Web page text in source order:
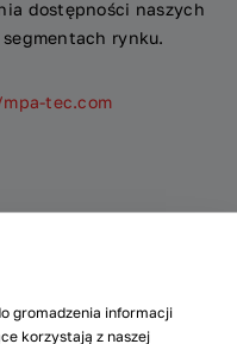
dostępności naszych
rynku.
tec.com
gromadzenia informacji
korzystają z naszej